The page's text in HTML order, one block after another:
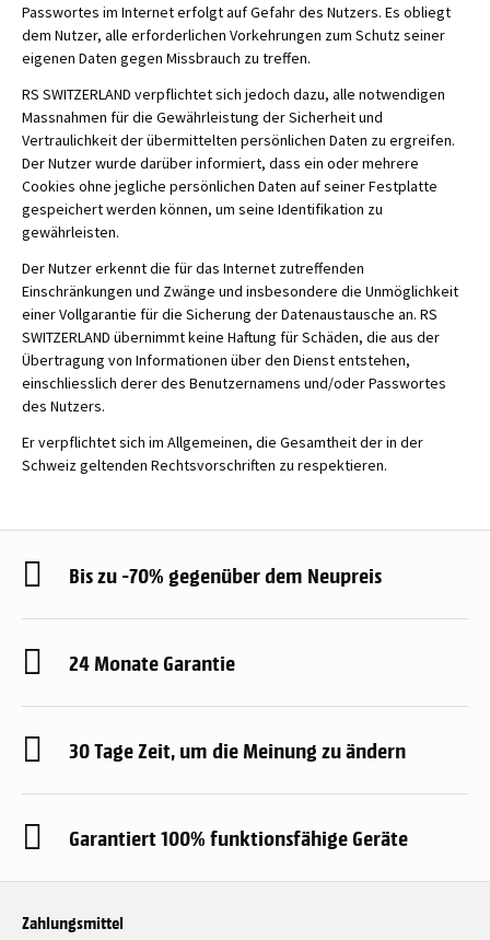
Passwortes im Internet erfolgt auf Gefahr des Nutzers. Es obliegt
dem Nutzer, alle erforderlichen Vorkehrungen zum Schutz seiner
eigenen Daten gegen Missbrauch zu treffen.
RS SWITZERLAND verpflichtet sich jedoch dazu, alle notwendigen
Massnahmen für die Gewährleistung der Sicherheit und
Vertraulichkeit der übermittelten persönlichen Daten zu ergreifen.
Der Nutzer wurde darüber informiert, dass ein oder mehrere
Cookies ohne jegliche persönlichen Daten auf seiner Festplatte
gespeichert werden können, um seine Identifikation zu
gewährleisten.
Der Nutzer erkennt die für das Internet zutreffenden
Einschränkungen und Zwänge und insbesondere die Unmöglichkeit
einer Vollgarantie für die Sicherung der Datenaustausche an. RS
SWITZERLAND übernimmt keine Haftung für Schäden, die aus der
Übertragung von Informationen über den Dienst entstehen,
einschliesslich derer des Benutzernamens und/oder Passwortes
des Nutzers.
Er verpflichtet sich im Allgemeinen, die Gesamtheit der in der
Schweiz geltenden Rechtsvorschriften zu respektieren.
Bis zu -70% gegenüber dem Neupreis
24 Monate Garantie
30 Tage Zeit, um die Meinung zu ändern
Garantiert 100% funktionsfähige Geräte
Zahlungsmittel